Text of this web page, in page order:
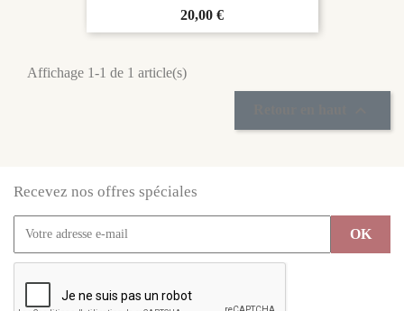
Prix
20,00 €
Affichage 1-1 de 1 article(s)
Recevez nos offres spéciales